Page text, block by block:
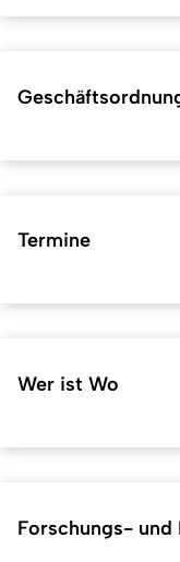
Termine
Wer ist Wo
Forschungs- und